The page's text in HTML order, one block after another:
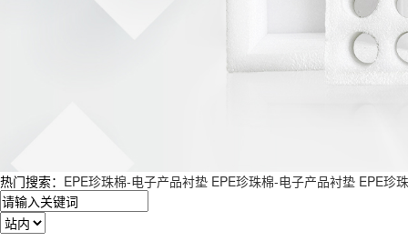
热门搜索： EPE珍珠棉-电子产品衬垫 EPE珍珠棉-电子产品衬垫 EPE珍